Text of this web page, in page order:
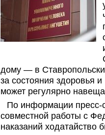
дому — в
за состояния здоровья
может регулярно
По информации пресс-
совместной работы с
наказаний ходатайство